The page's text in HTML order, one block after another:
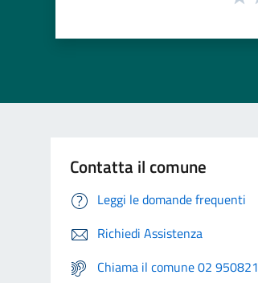
Contatta il comune
Leggi le domande frequenti
Richiedi Assistenza
Chiama il comune 02 950821